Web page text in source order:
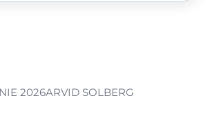
2026ARVID SOLBERG